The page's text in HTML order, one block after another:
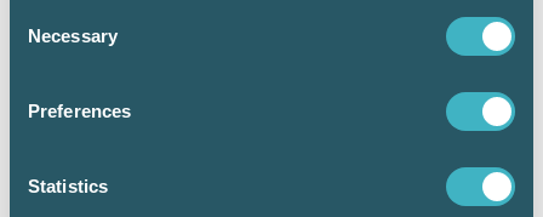
Selection
Necessary
Preferences
Statistics
kan användas som underlag för en beräkning
HFD dom 2018-12-06, mål nr 2614-18. SKV